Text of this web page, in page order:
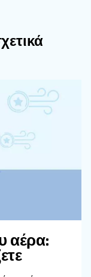
Κόστος;
Επιλογές
Την